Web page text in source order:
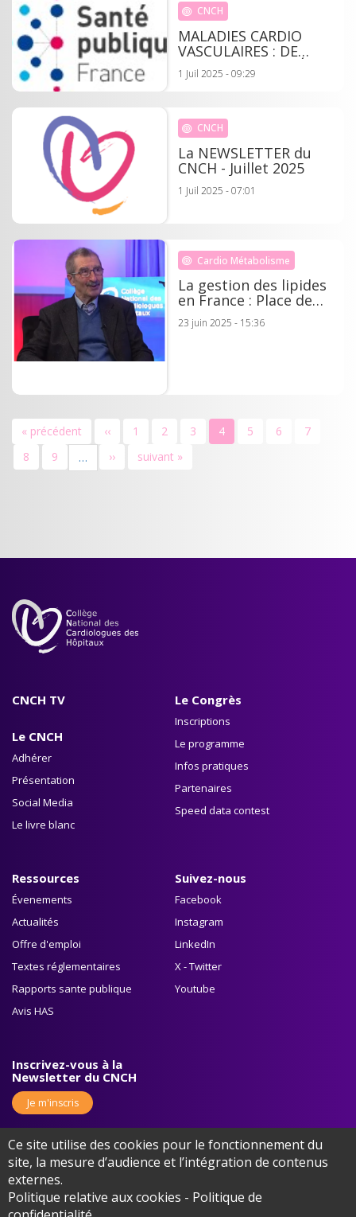
CNCH
MALADIES CARDIO
VASCULAIRES : DE
FORTES DISPARITÉS
RÉGIONALES
1 Juil 2025 - 09:29
CNCH
La NEWSLETTER du
CNCH - Juillet 2025
1 Juil 2025 - 07:01
Cardio Métabolisme
La gestion des lipides
en France : Place de
l'acide bempedoïque -
Dr Michel FARNIER
23 juin 2025 - 15:36
Pagination
Première
page
« précédent
Page
‹‹ Page
1 Page
2 Page
3
Page
courante
4 Page
5 Page
6 Page
7
Page
8 Page
9 …
Page
››
Dernière
suivant »
CNCH TV
Le CNCH
Adhérer
Présentation
Social Media
Le livre blanc
Le Congrès
Inscriptions
Le programme
Infos pratiques
Partenaires
Speed data contest
Ressources
Évenements
Actualités
Offre d'emploi
Textes réglementaires
Rapports sante publique
Avis HAS
Suivez-nous
Facebook
Instagram
LinkedIn
X - Twitter
Youtube
Inscrivez-vous à la
Newsletter du CNCH
Je m'inscris
©2026 Europa Organisation - Tous droits réservés
Ce site utilise des cookies pour le fonctionnement du
site, la mesure d’audience et l’intégration de contenus
externes.
Politique relative aux cookies - Politique de